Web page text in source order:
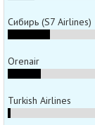
Сибирь (S7 Airlines)
Orenair
Turkish Airlines